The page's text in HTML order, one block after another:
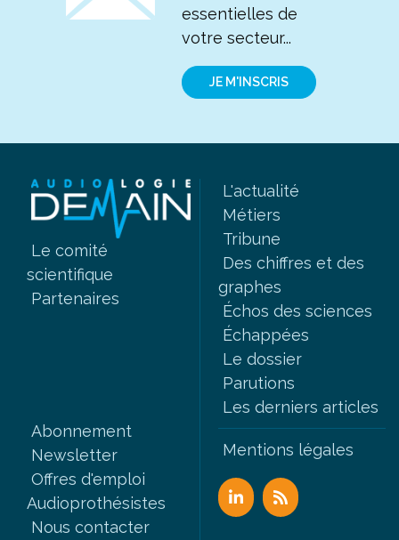
essentielles de
votre secteur...
JE M'INSCRIS
Le comité
scientifique
Partenaires
L'actualité
Métiers
Tribune
Des chiffres et des
graphes
Échos des sciences
Échappées
Le dossier
Parutions
Les derniers articles
Abonnement
Newsletter
Offres d'emploi
Audioprothésistes
Nous contacter
Mentions légales